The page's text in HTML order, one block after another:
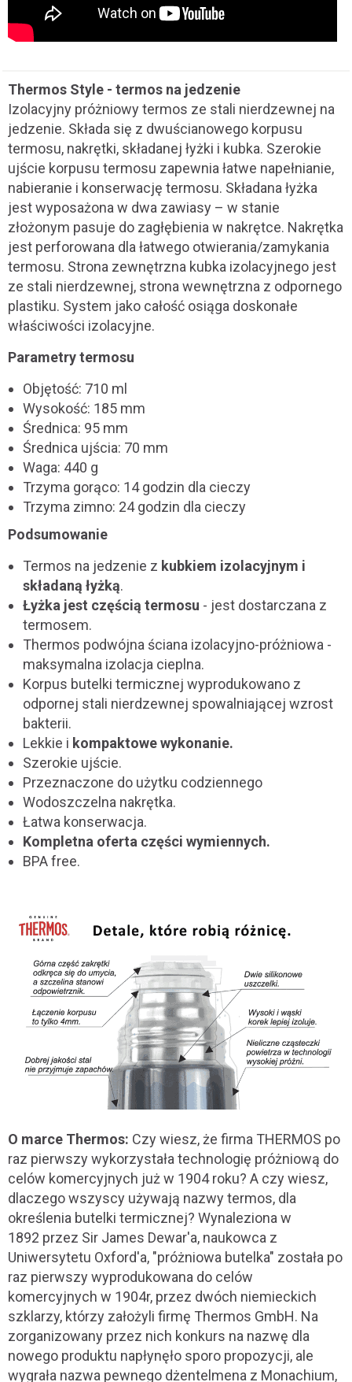
Thermos Style - termos na jedzenie
Izolacyjny próżniowy termos ze stali nierdzewnej na
jedzenie. Składa się z dwuścianowego korpusu
termosu, nakrętki, składanej łyżki i kubka. Szerokie
ujście korpusu termosu zapewnia łatwe napełnianie,
nabieranie i konserwację termosu. Składana łyżka
jest wyposażona w dwa zawiasy – w stanie
złożonym pasuje do zagłębienia w nakrętce. Nakrętka
jest perforowana dla łatwego otwierania/zamykania
termosu. Strona zewnętrzna kubka izolacyjnego jest
ze stali nierdzewnej, strona wewnętrzna z odpornego
plastiku. System jako całość osiąga doskonałe
właściwości izolacyjne.
Parametry termosu
Objętość: 710 ml
Wysokość: 185 mm
Średnica: 95 mm
Średnica ujścia: 70 mm
Waga: 440 g
Trzyma gorąco: 14 godzin dla cieczy
Trzyma zimno: 24 godzin dla cieczy
Podsumowanie
Termos na jedzenie z kubkiem izolacyjnym i
składaną łyżką.
Łyżka jest częścią termosu - jest dostarczana z
termosem.
Thermos podwójna ściana izolacyjno-próżniowa -
maksymalna izolacja cieplna.
Korpus butelki termicznej wyprodukowano z
odpornej stali nierdzewnej spowalniającej wzrost
bakterii.
Lekkie i kompaktowe wykonanie.
Szerokie ujście.
Przeznaczone do użytku codziennego
Wodoszczelna nakrętka.
Łatwa konserwacja.
Kompletna oferta części wymiennych.
BPA free.
O marce Thermos: Czy wiesz, że firma THERMOS po
raz pierwszy wykorzystała technologię próżniową do
celów komercyjnych już w 1904 roku? A czy wiesz,
dlaczego wszyscy używają nazwy termos, dla
określenia butelki termicznej? Wynaleziona w
1892 przez Sir James Dewar'a, naukowca z
Uniwersytetu Oxford'a, "próżniowa butelka" została po
raz pierwszy wyprodukowana do celów
komercyjnych w 1904r, przez dwóch niemieckich
szklarzy, którzy założyli firmę Thermos GmbH. Na
zorganizowany przez nich konkurs na nazwę dla
nowego produktu napłynęło sporo propozycji, ale
wygrała nazwa pewnego dżentelmena z Monachium,